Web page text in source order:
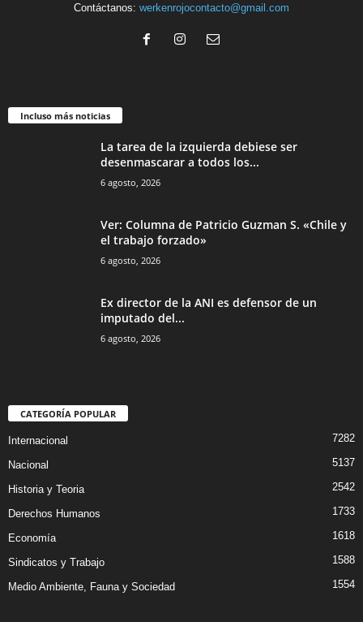
Contáctanos: werkenrojocontacto@gmail.com
Incluso más noticias
La tarea de la izquierda debiese ser
desenmascarar a todos los...
6 agosto, 2026
Ver: Columna de Patricio Guzman S. «Chile y
el trabajo forzado»
6 agosto, 2026
Ex director de la ANI es defensor de un
imputado del...
6 agosto, 2026
CATEGORÍA POPULAR
Internacional 7282
Nacional 5137
Historia y Teoria 2542
Derechos Humanos 1733
Economía 1618
Sindicatos y Trabajo 1588
Medio Ambiente, Fauna y Sociedad 1554